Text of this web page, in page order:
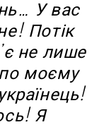
У вас
Потік
не лише
по моєму
Я